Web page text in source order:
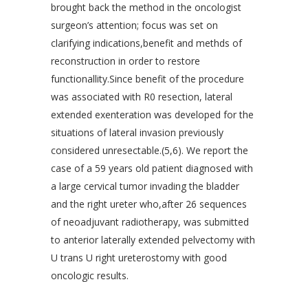
brought back the method in the oncologist
surgeon’s attention; focus was set on
clarifying indications,benefit and methds of
reconstruction in order to restore
functionallity.Since benefit of the procedure
was associated with R0 resection, lateral
extended exenteration was developed for the
situations of lateral invasion previously
considered unresectable.(5,6). We report the
case of a 59 years old patient diagnosed with
a large cervical tumor invading the bladder
and the right ureter who,after 26 sequences
of neoadjuvant radiotherapy, was submitted
to anterior laterally extended pelvectomy with
U trans U right ureterostomy with good
oncologic results.